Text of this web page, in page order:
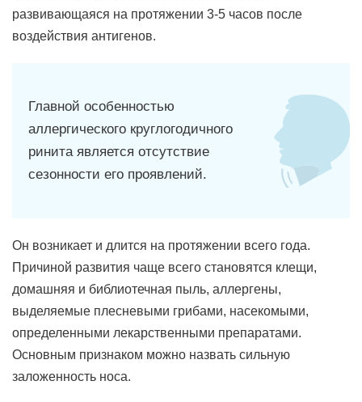
развивающаяся на протяжении 3-5 часов после
воздействия антигенов.
Главной особенностью
аллергического круглогодичного
ринита является отсутствие
сезонности его проявлений.
Он возникает и длится на протяжении всего года.
Причиной развития чаще всего становятся клещи,
домашняя и библиотечная пыль, аллергены,
выделяемые плесневыми грибами, насекомыми,
определенными лекарственными препаратами.
Основным признаком можно назвать сильную
заложенность носа.